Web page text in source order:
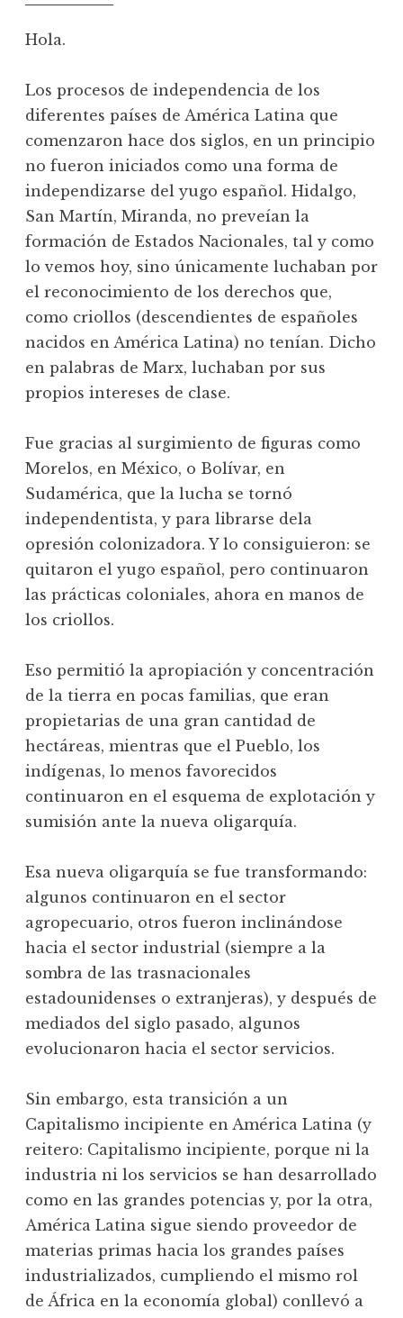
Hola.
Los procesos de independencia de los
diferentes países de América Latina que
comenzaron hace dos siglos, en un principio
no fueron iniciados como una forma de
independizarse del yugo español. Hidalgo,
San Martín, Miranda, no preveían la
formación de Estados Nacionales, tal y como
lo vemos hoy, sino únicamente luchaban por
el reconocimiento de los derechos que,
como criollos (descendientes de españoles
nacidos en América Latina) no tenían. Dicho
en palabras de Marx, luchaban por sus
propios intereses de clase.
Fue gracias al surgimiento de figuras como
Morelos, en México, o Bolívar, en
Sudamérica, que la lucha se tornó
independentista, y para librarse dela
opresión colonizadora. Y lo consiguieron: se
quitaron el yugo español, pero continuaron
las prácticas coloniales, ahora en manos de
los criollos.
Eso permitió la apropiación y concentración
de la tierra en pocas familias, que eran
propietarias de una gran cantidad de
hectáreas, mientras que el Pueblo, los
indígenas, lo menos favorecidos
continuaron en el esquema de explotación y
sumisión ante la nueva oligarquía.
Esa nueva oligarquía se fue transformando:
algunos continuaron en el sector
agropecuario, otros fueron inclinándose
hacia el sector industrial (siempre a la
sombra de las trasnacionales
estadounidenses o extranjeras), y después de
mediados del siglo pasado, algunos
evolucionaron hacia el sector servicios.
Sin embargo, esta transición a un
Capitalismo incipiente en América Latina (y
reitero: Capitalismo incipiente, porque ni la
industria ni los servicios se han desarrollado
como en las grandes potencias y, por la otra,
América Latina sigue siendo proveedor de
materias primas hacia los grandes países
industrializados, cumpliendo el mismo rol
de África en la economía global) conllevó a